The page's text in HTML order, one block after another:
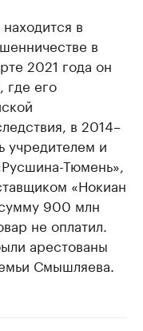
в
в
2021 года он
где его
в 2014–
учредителем и
Тюмень»,
«Нокиан
900 млн
не оплатил.
арестованы
Смышляева.